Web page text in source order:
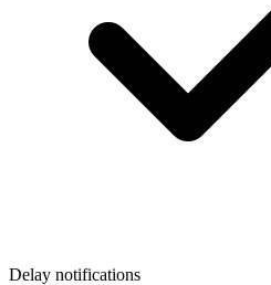
Delay notifications